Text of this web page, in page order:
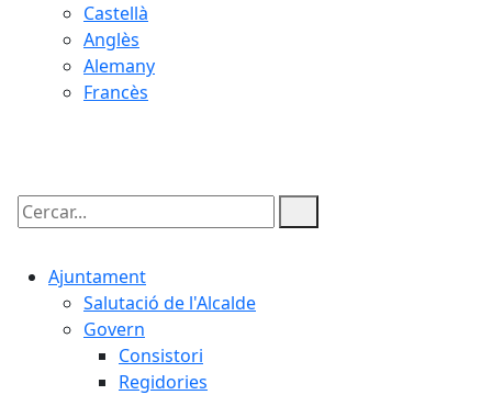
Castellà
Anglès
Alemany
Francès
Cercar:
Ajuntament
Salutació de l'Alcalde
Govern
Consistori
Regidories